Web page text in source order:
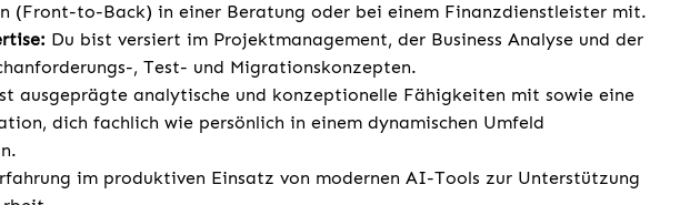
(Front-to-Back) in einer Beratung oder bei einem Finanzdienstleister mit.
Du bist versiert im Projektmanagement, der Business Analyse und der
, Test- und Migrationskonzepten.
ausgeprägte analytische und konzeptionelle Fähigkeiten mit sowie eine
dich fachlich wie persönlich in einem dynamischen Umfeld
im produktiven Einsatz von modernen AI-Tools zur Unterstützung